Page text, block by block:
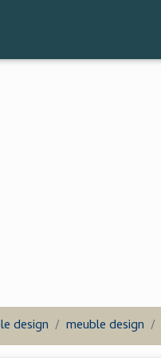
design meuble design